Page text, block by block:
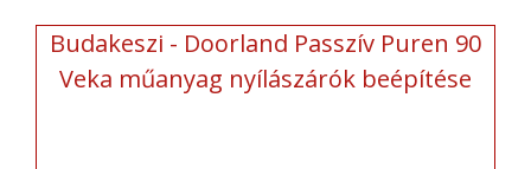
Budakeszi - Doorland Passzív Puren 90
Veka műanyag nyílászárók beépítése